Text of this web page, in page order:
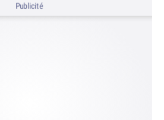
Publicité